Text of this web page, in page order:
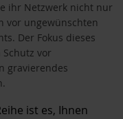
ihr Netzwerk nicht nur
vor ungewünschten
Der Fokus dieses
vor
gravierendes
ist es, Ihnen